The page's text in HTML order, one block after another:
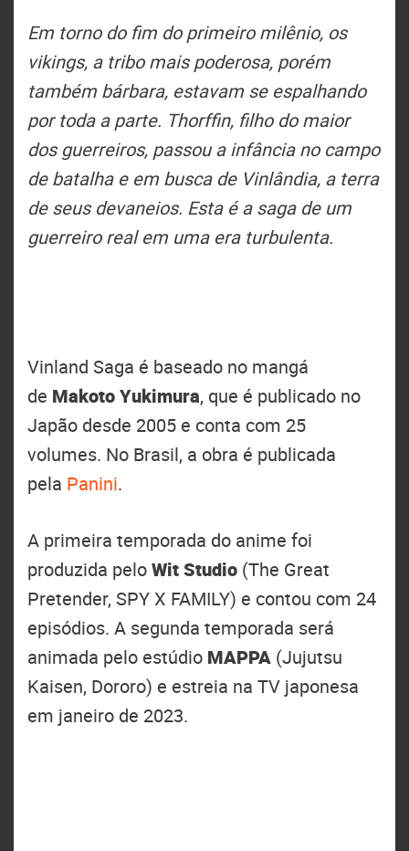
Em torno do fim do primeiro milênio, os
vikings, a tribo mais poderosa, porém
também bárbara, estavam se espalhando
por toda a parte. Thorffin, filho do maior
dos guerreiros, passou a infância no campo
de batalha e em busca de Vinlândia, a terra
de seus devaneios. Esta é a saga de um
guerreiro real em uma era turbulenta.
Vinland Saga é baseado no mangá
de Makoto Yukimura, que é publicado no
Japão desde 2005 e conta com 25
volumes. No Brasil, a obra é publicada
pela Panini.
A primeira temporada do anime foi
produzida peloWit Studio (The Great
Pretender, SPY X FAMILY) e contou com 24
episódios. A segunda temporada será
animada pelo estúdio MAPPA (Jujutsu
Kaisen, Dororo) e estreia na TV japonesa
em janeiro de 2023.